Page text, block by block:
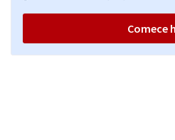
Comece